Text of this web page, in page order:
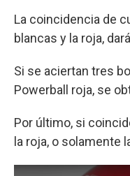
La coincidencia de
blancas y la roja,
Si se aciertan tres
Powerball roja, se
Por último, si
la roja, o solamente